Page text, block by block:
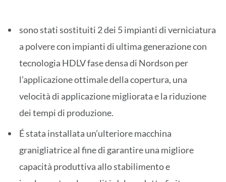
sono stati sostituiti 2 dei 5 impianti di verniciatura
a polvere con impianti di ultima generazione con
tecnologia HDLV fase densa di Nordson per
l’applicazione ottimale della copertura, una
velocità di applicazione migliorata e la riduzione
dei tempi di produzione.
É stata installata un’ulteriore macchina
granigliatrice al fine di garantire una migliore
capacità produttiva allo stabilimento e